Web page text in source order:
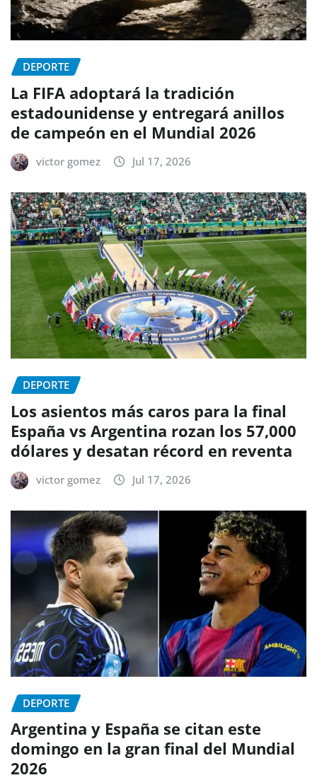
DEPORTE
La FIFA adoptará la tradición
estadounidense y entregará anillos
de campeón en el Mundial 2026
victor gomez Jul 17, 2026
DEPORTE
Los asientos más caros para la final
España vs Argentina rozan los 57,000
dólares y desatan récord en reventa
victor gomez Jul 17, 2026
DEPORTE
Argentina y España se citan este
domingo en la gran final del Mundial
2026